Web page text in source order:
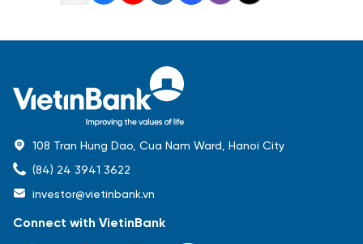
108 Tran Hung Dao, Cua Nam Ward, Hanoi City
(84) 24 3941 3622
investor@vietinbank.vn
Connect with VietinBank